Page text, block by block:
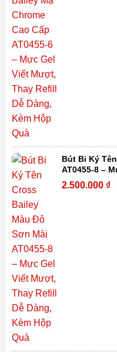
Bút Bi Ký
AT0455-8 –
Dàng, Kèm
2.500.000 ₫